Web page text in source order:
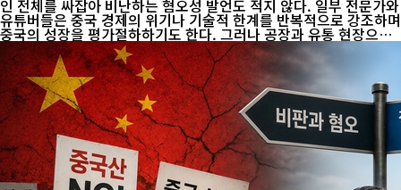
인 전체를 싸잡아 비난하는 혐오성 발언도 적지 않다. 일부 전문가와
유튜버들은 중국 경제의 위기나 기술적 한계를 반복적으로 강조하며
중국의 성장을 평가절하하기도 한다. 그러나 공장과 유통 현장으로
들어가면 이야기는 달라진다. 한국 경제는 생각보다 훨씬 깊숙이 중
국의 제조업과 공급망에 연결돼 있다. 관세청이 2025년 3~6월 1,57
6개 수출입업체의 통관·거래 자료 등을 분석하고 67개 업체를 집중
점검한 결과, 23개 업체에서 671억 원 상당의 원산지 표시 위반이
적발됐다. 중국산 리프팅 밴드를 국내에서 다시 포장하면서 ‘Made
in China’ 표시를 제거하고 약 13억 원어치를 유통한 사례가 있었고,
중국산 한방용 침을 국내에서 연마·세척한 뒤 국산으로 표시해 약 7
1억 원어치를 판매한 사례도 확인됐...